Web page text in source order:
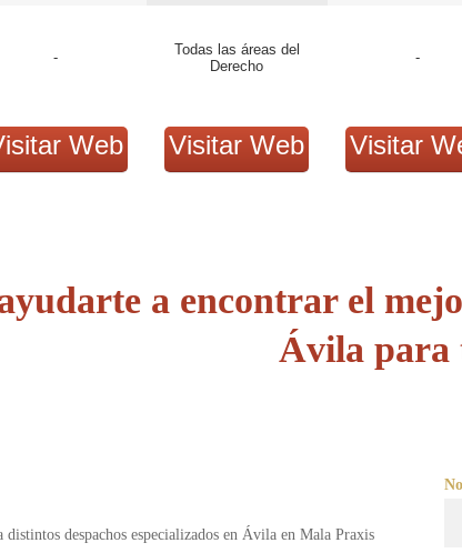
-
Web
Todas las áreas del
Derecho
Visitar Web
-
Visitar
a encontrar el
Ávila para
distintos despachos especializados en Ávila en Mala Praxis